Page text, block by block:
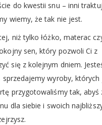
do kwestii snu – inni
wiemy, że tak nie jest.
niż tylko łóżko, materac
sen, który pozwoli Ci z
się z kolejnym dniem.
sprzedajemy wyroby, których
przygotowaliśmy tak, abyś
dla siebie i swoich